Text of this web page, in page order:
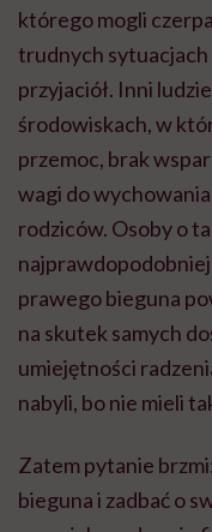
którego mogli
trudnych sytuacjach
przyjaciół. Inni
środowiskach, w
przemoc, brak
wagi do
rodziców. Osoby o
najprawdopodobniej
prawego bieguna
na skutek samych
umiejętności
nabyli, bo nie mieli
Zatem pytanie
bieguna i zadbać o